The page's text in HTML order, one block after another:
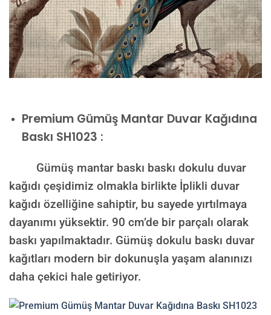
Premium Gümüş Mantar Duvar Kağıdına
Baskı SH1023 :
Gümüş mantar baskı baskı dokulu duvar
kağıdı çeşidimiz olmakla birlikte İplikli duvar
kağıdı özelliğine sahiptir, bu sayede yırtılmaya
dayanımı yüksektir. 90 cm’de bir parçalı olarak
baskı yapılmaktadır. Gümüş dokulu baskı duvar
kağıtları modern bir dokunuşla yaşam alanınızı
daha çekici hale getiriyor.